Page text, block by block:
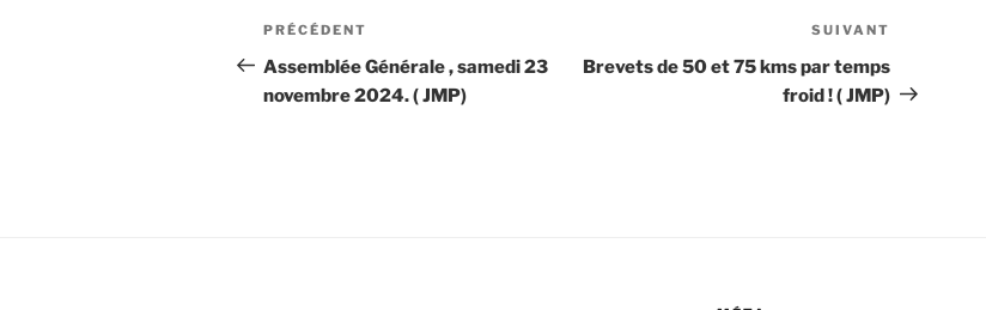
Navigation
de
l’article
Article
précédent
PRÉCÉDENT
Assemblée Générale , samedi 23
novembre 2024. ( JMP)
suivant
SUIVANT
Brevets de 50 et 75 kms par temps
froid ! ( JMP)